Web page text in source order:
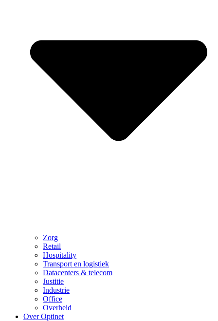
Zorg
Retail
Hospitality
Transport en logistiek
Datacenters & telecom
Justitie
Industrie
Office
Overheid
Over Optinet